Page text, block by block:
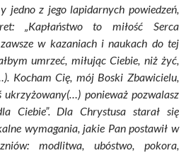
jedno z jego lapidarnych powiedzeń,
„Kapłaństwo to miłość Serca
zawsze w kazaniach i naukach do tej
umrzeć, miłując Ciebie, niż żyć,
Kocham Cię, mój Boski Zbawicielu,
ukrzyżowany(…) ponieważ pozwalasz
Ciebie”. Dla Chrystusa starał się
wymagania, jakie Pan postawił w
modlitwa, ubóstwo, pokora,